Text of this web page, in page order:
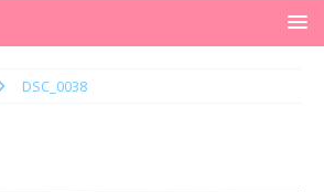
DSC_0038